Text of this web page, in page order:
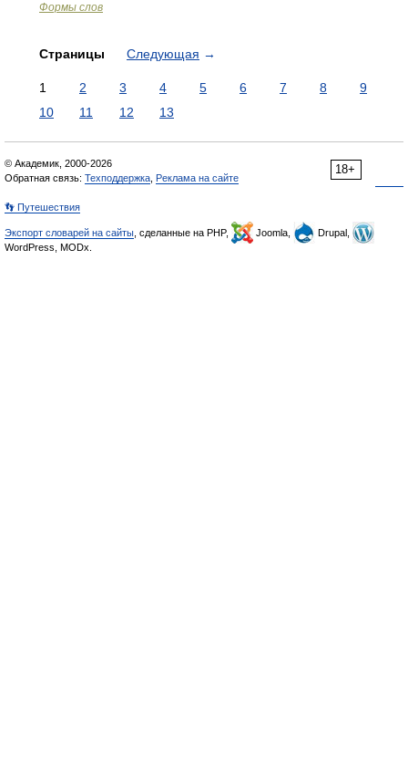
Формы слов
Страницы Следующая →
1 2 3 4 5 6 7 8
9
10
11 12 13
18+
© Академик, 2000-2026
Обратная связь: Техподдержка Реклама на сайте
👣 Путешествия
Экспорт словарей на сайты , сделанные на PHP, Joomla,
Drupal,
WordPress, MODx.